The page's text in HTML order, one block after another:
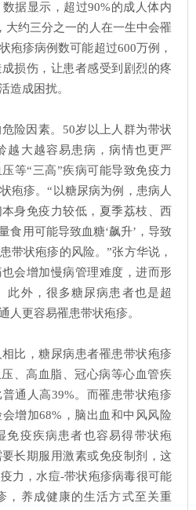
据显示，超过90%的成人体内
大约三分之一的人在一生中会罹
疱疹病例数可能超过600万例，
损伤，让患者感受到剧烈的疼
造成困扰。
险因素。50岁以上人群为带状
越大越容易患病，病情也更严
等“三高”疾病可能导致免疫力
疱疹。“以糖尿病为例，患病人
身免疫力较低，夏季荔枝、西
食用可能导致血糖‘飙升’，导致
带状疱疹的风险。”张方华说，
会增加慢病管理难度，进而形
此外，很多糖尿病患者也是超
人更容易罹患带状疱疹。
比，糖尿病患者罹患带状疱疹
、高血脂、冠心病等心血管疾
通人高39%。而罹患带状疱疹
增加68%，脑出血和中风风险
免疫疾病患者也容易得带状疱
长期服用激素或免疫制剂，这
力，水痘-带状疱疹病毒很可能
，养成健康的生活方式至关重